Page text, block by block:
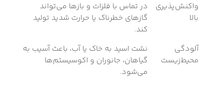
واکنش‌پذیری
بالا
در تماس با فلزات و بازها می‌تواند
گازهای خطرناک یا حرارت شدید تولید
کند.
آلودگی
محیط‌زیست
نشت اسید به خاک یا آب، باعث آسیب به
گیاهان، جانوران و اکوسیستم‌ها
می‌شود.